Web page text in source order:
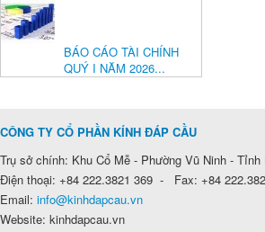
BÁO CÁO TÀI CHÍNH
QUÝ I NĂM 2026...
CÔNG TY CỔ PHẦN KÍNH ĐÁP CẦU
Trụ sở chính: Khu Cổ Mễ - Phường Vũ Ninh - Tỉnh
Điện thoại: +84 222.3821 369 - Fax: +84
Email: info@kinhdapcau.vn
Website: kinhdapcau.vn